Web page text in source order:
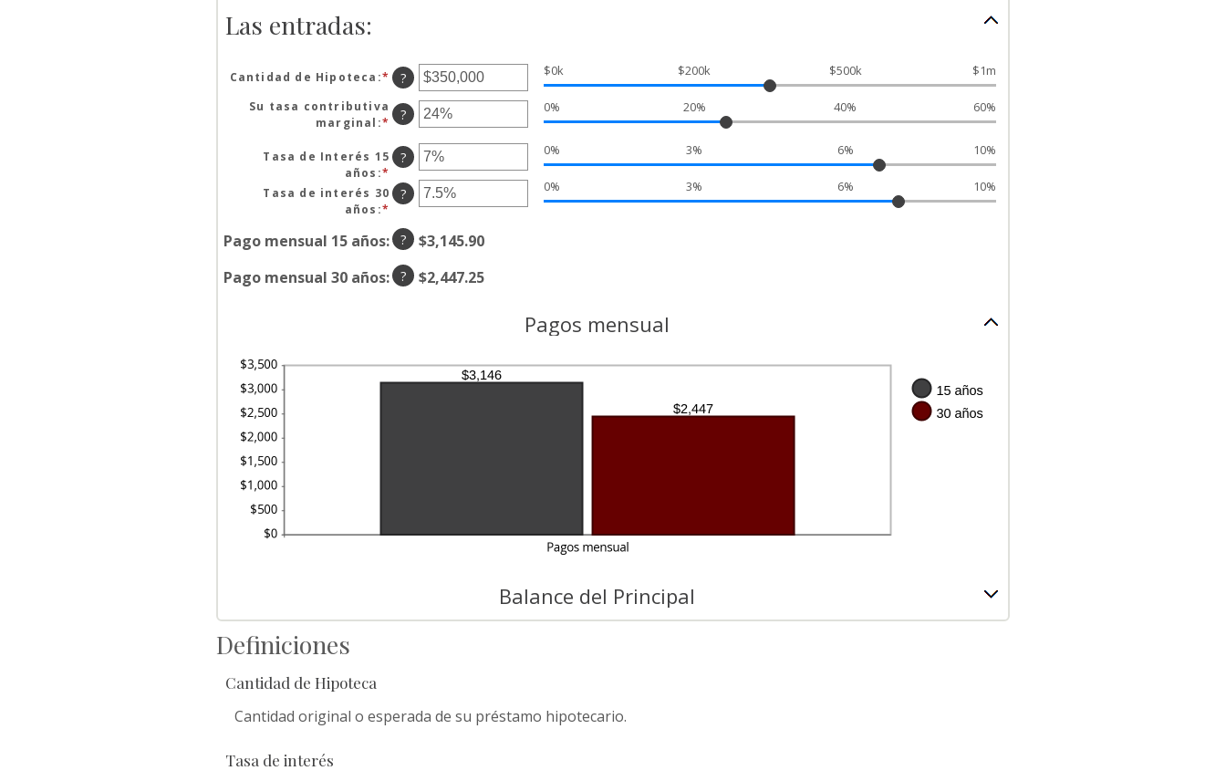
Las entradas:
Cantidad de Hipoteca :* Ingresa
un
monto
entre
$0
y
$250,000,000
? $0k $200k $500k $1m
Su tasa contributiva
marginal :* Ingresa
monto
entre
0%
y
? 0% 20% 40% 60%
Tasa de Interés 15
años :*
Ingresa
un
monto
0%
50%
? 0% 3% 6% 10%
Tasa de interés 30
años :*
Ingresa
un
monto
0%
? 0% 3% 6% 10%
Pago mensual 15 años: ?
$3,145.90
Pago mensual 30 años: ? $2,447.25
Pagos mensual
Balance del Principal
Definiciones
Cantidad de Hipoteca
Cantidad original o esperada de su préstamo hipotecario.
Tasa de interés